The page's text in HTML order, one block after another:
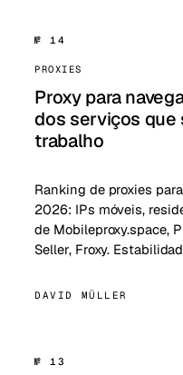
№ 14
PROXIES
Proxy para
dos serviços que
trabalho
Ranking de proxies
2026: IPs móveis,
de Mobileproxy.space,
Seller, Froxy.
DAVID MÜLLER
№ 13